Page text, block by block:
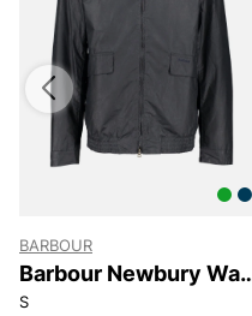
BARBOUR
Barbour Newbury Wax
Jacket
S